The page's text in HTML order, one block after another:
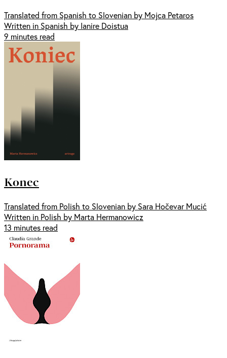
Translated from Spanish to Slovenian by Mojca Petaros
Written in Spanish by Ianire Doistua
9 minutes read
Konec
Translated from Polish to Slovenian by Sara Hočevar Mucić
Written in Polish by Marta Hermanowicz
13 minutes read